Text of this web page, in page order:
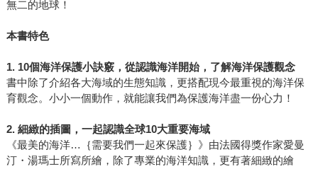
無二的地球！
本書特色
1. 10個海洋保護小訣竅，從認識海洋開始，了解海洋保護觀念
書中除了介紹各大海域的生態知識，更搭配現今最重視的海洋保
育觀念。小小一個動作，就能讓我們為保護海洋盡一份心力！
2. 細緻的插圖，一起認識全球10大重要海域
《最美的海洋…｛需要我們一起來保護｝》由法國得獎作家愛曼
汀・湯瑪士所寫所繪，除了專業的海洋知識，更有著細緻的繪